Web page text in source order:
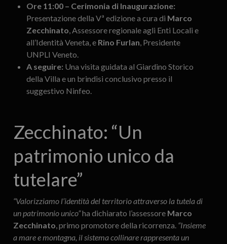
Ore 11:00 – Cerimonia di Inaugurazione:
Presentazione della Vª edizione a cura di Marco
Zecchinato, Assessore regionale agli Enti Locali e
all’Identità Veneta, e Rino Furlan, Presidente
UNPLI Veneto.
A seguire: Una visita guidata al Giardino Storico
della Villa e un brindisi conclusivo presso il
suggestivo Ninfeo.
Zecchinato: “Un
patrimonio unico da
tutelare”
“Valorizziamo l’identità del territorio attraverso la tutela di
un patrimonio unico”ha dichiarato l’assessore Marco
Zecchinato, primo promotore della ricorrenza. “Insieme
a mare e montagna, il sistema collinare rappresenta un